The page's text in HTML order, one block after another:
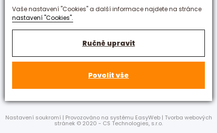
Vaše nastavení "Cookies" a další informace najdete na stránce
nastavení "Cookies".
Ručně upravit
Povolit vše
Nastavení soukromí | Provozováno na systému EasyWeb | Tvorba webových
stránek © 2020 - CS Technologies, s.r.o.